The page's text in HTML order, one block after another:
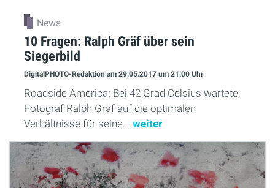
News
10 Fragen: Ralph Gräf über sein
Siegerbild
DigitalPHOTO-Redaktion am 29.05.2017 um 21:00 Uhr
Roadside America: Bei 42 Grad Celsius wartete
Fotograf Ralph Gräf auf die optimalen
Verhältnisse für seine... weiter